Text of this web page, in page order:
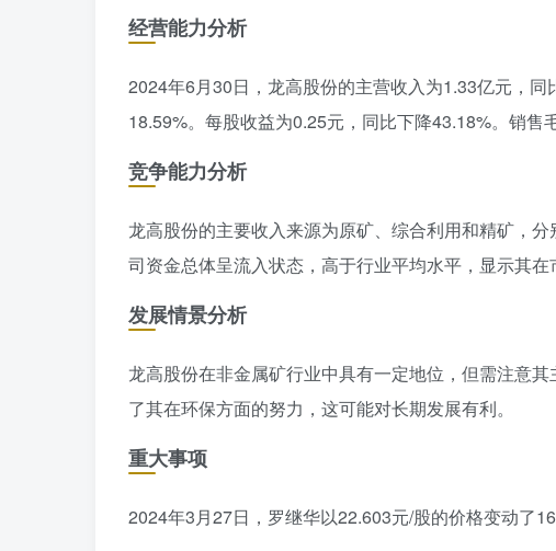
经营能力分析
2024年6月30日，龙高股份的主营收入为1.33亿元，
18.59%。每股收益为0.25元，同比下降43.18%。销售
竞争能力分析
龙高股份的主要收入来源为原矿、综合利用和精矿，
司资金总体呈流入状态，高于行业平均水平，显示其在
发展情景分析
龙高股份在非金属矿行业中具有一定地位，但需注意
了其在环保方面的努力，这可能对长期发展有利。
重大事项
2024年3月27日，罗继华以22.603元/股的价格变动了